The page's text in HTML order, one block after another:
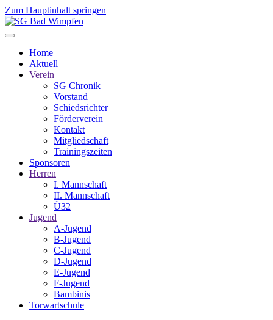
Zum Hauptinhalt springen
Home
Aktuell
Verein
SG Chronik
Vorstand
Schiedsrichter
Förderverein
Kontakt
Mitgliedschaft
Trainingszeiten
Sponsoren
Herren
I. Mannschaft
II. Mannschaft
Ü32
Jugend
A-Jugend
B-Jugend
C-Jugend
D-Jugend
E-Jugend
F-Jugend
Bambinis
Torwartschule